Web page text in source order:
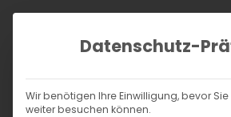
Zum
Products
Datenschutz-
Wir benötigen Ihre Einwilligung, bevor
weiter besuchen können.